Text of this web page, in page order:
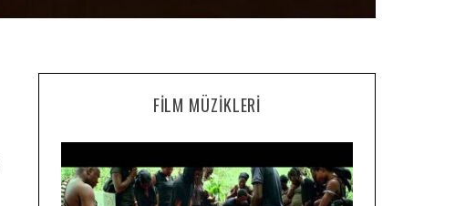
FILM MÜZIKLERI